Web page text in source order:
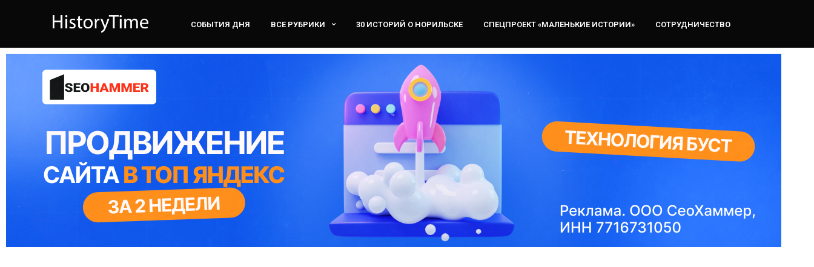
СОБЫТИЯ ДНЯ ВСЕ РУБРИКИ 30 ИСТОРИЙ О НОРИЛЬСКЕ СПЕЦПРОЕКТ «МАЛЕНЬКИЕ ИСТОРИИ» СОТРУДНИЧЕСТВО